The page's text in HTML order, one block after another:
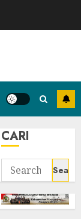
CARI
Search
for: